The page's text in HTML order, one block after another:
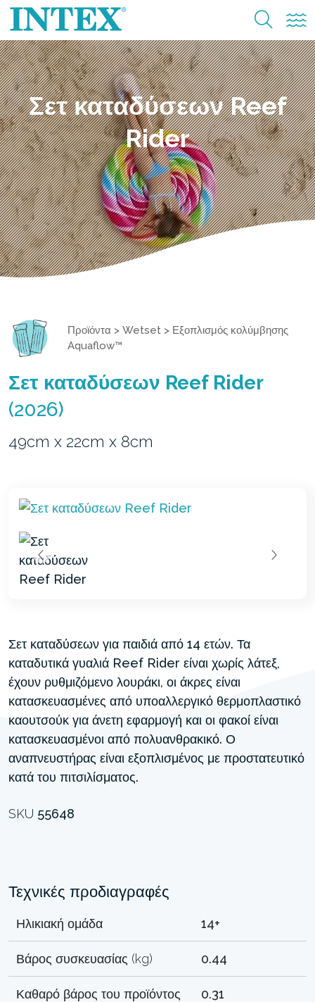
Σετ καταδύσεων Reef
Rider
Προϊόντα > Wetset > Εξοπλισμός κολύμβησης
Aquaflow™
Σετ καταδύσεων Reef Rider
(2026)
49cm x 22cm x 8cm
Σετ καταδύσεων για παιδιά από 14 ετών. Τα
καταδυτικά γυαλιά Reef Rider είναι χωρίς λάτεξ,
έχουν ρυθμιζόμενο λουράκι, οι άκρες είναι
κατασκευασμένες από υποαλλεργικό θερμοπλαστικό
καουτσούκ για άνετη εφαρμογή και οι φακοί είναι
κατασκευασμένοι από πολυανθρακικό. Ο
αναπνευστήρας είναι εξοπλισμένος με προστατευτικό
κατά του πιτσιλίσματος.
SKU 55648
Τεχνικές προδιαγραφές
Ηλικιακή ομάδα 14+
Βάρος συσκευασίας (kg) 0.44
Καθαρό βάρος του προϊόντος
0.31